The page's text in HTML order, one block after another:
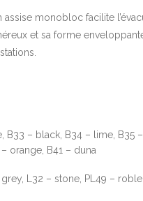
assise monobloc facilite
et sa forme
B33 – black, B34 – lime, B35
orange, B41 – duna
L32 – stone, PL49 – roble